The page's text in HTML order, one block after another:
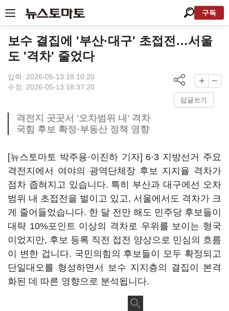
구독
보수 결집에 '부산·대구' 초접전…서울
도 '격차' 줄었다
입력: 2026-05-13 18:10:20
수정: 2026-05-13 18:37:20
답글쓰기
격전지 곳곳서 '오차범위 내' 격차
국힘 후보 확정·부동산 정책 영향
[뉴스토마토 박주용·이진하 기자] 6·3 지방선거 주요
격전지에서 여야의 광역단체장 후보 지지율 격차가
점차 좁혀지고 있습니다. 특히 부산과 대구에선 오차
범위 내 초접전을 벌이고 있고, 서울에서도 격차가 크
게 줄어들었습니다. 한 달 전만 해도 민주당 후보들이
대략 10%포인트 이상의 격차로 우위를 보이는 형국
이었지만, 후보 등록 직전 접전 양상으로 민심의 흐름
이 변한 겁니다. 국민의힘의 후보들이 모두 확정되고
단일대오를 형성하면서 보수 지지층의 결집이 본격
화된 데 따른 영향으로 분석됩니다.